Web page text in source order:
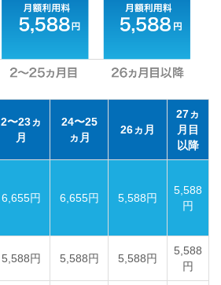
2〜23ヵ
月
24〜25
ヵ月
26ヵ月
27ヵ
月目
以降
6,655円 6,655円 5,588円
5,588
円
5,588円 5,588円 5,588円
5,588
円